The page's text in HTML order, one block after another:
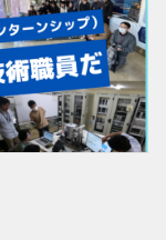
のお知らせ